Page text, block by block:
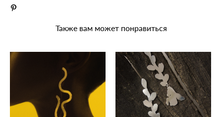
Также вам может понравиться